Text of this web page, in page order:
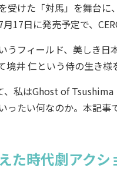
受けた「対馬」を舞台
17日に発売予定で、
うフィールド、美しき日
境井 仁という侍の生き
私はGhost of
ったい何なのか。本記
た時代劇アク